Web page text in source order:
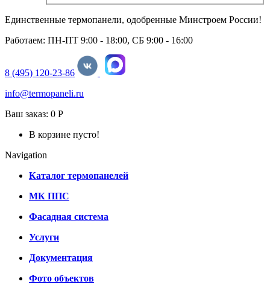
Единственные термопанели, одобренные Минстроем России!
Работаем: ПН-ПТ 9:00 - 18:00, СБ 9:00 - 16:00
8 (495) 120-23-86
info@termopaneli.ru
Ваш заказ: 0 Р
В корзине пусто!
Navigation
Каталог термопанелей
МК ППС
Фасадная система
Услуги
Документация
Фото объектов